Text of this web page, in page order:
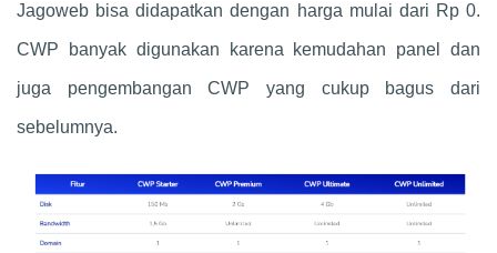
Jagoweb bisa didapatkan dengan harga mulai dari Rp 0.
CWP banyak digunakan karena kemudahan panel dan
juga pengembangan CWP yang cukup bagus dari
sebelumnya.